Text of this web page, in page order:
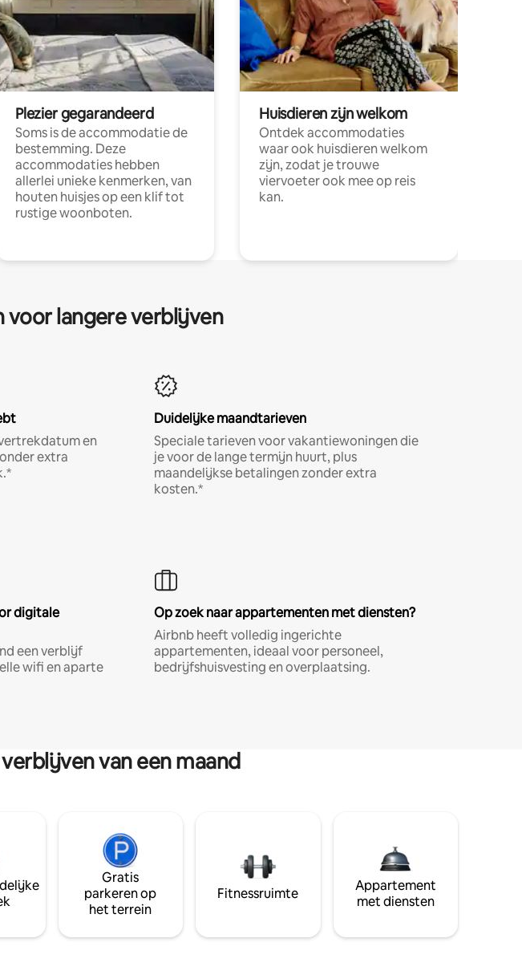
Plezier gegarandeerd
Soms is de accommodatie de
bestemming. Deze
accommodaties hebben
allerlei unieke kenmerken, van
houten huisjes op een klif tot
rustige woonboten.
Huisdieren zijn welkom
Ontdek accommodaties
waar ook huisdieren welkom
zijn, zodat je trouwe
viervoeter ook mee op reis
kan.
voor langere verblijven
en
extra
Duidelijke maandtarieven
Speciale tarieven voor vakantiewoningen die
je voor de lange termijn huurt, plus
maandelijkse betalingen zonder extra
kosten.*
digitale
een verblijf
wifi en aparte
Op zoek naar appartementen met diensten?
Airbnb heeft volledig ingerichte
appartementen, ideaal voor personeel,
bedrijfshuisvesting en overplaatsing.
van een maand
Gratis
parkeren op
het terrein
Fitnessruimte
Appartement
met diensten